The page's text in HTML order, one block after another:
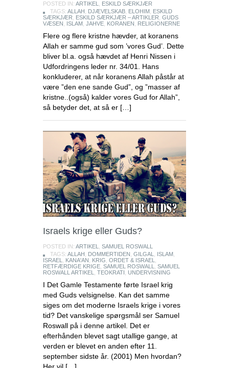
POSTED IN: ARTIKEL
ESKILD SÆRKJÆR
TAGS: ALLAH DJÆVELSKAB ELOHIM
ESKILD
SÆRKJÆR
ESKILD SÆRKJÆR – ARTIKLER GUDS
VÆSEN
ISLAM JAHVE KORANEN RELIGIONERNE
Flere og flere kristne hævder, at koranens
Allah er samme gud som ’vores Gud’. Dette
bliver bl.a. også hævdet af Henri Nissen i
Udfordringens leder nr. 34/01. Hans
konkluderer, at når koranens Allah påstår at
være ”den ene sande Gud”, og ”masser af
kristne..(også) kalder vores Gud for Allah”,
så betyder det, at så er […]
Israels krige eller Guds?
POSTED IN: ARTIKEL
SAMUEL ROSWALL
TAGS: ALLAH DOMMERTIDEN GILGAL ISLAM
ISRAEL
KANA'AN KRIG ORDET & ISRAEL
RETFÆRDIGE KRIGE SAMUEL ROSWALL
SAMUEL
ROSWALL ARTIKEL
TEOKRATI UNDERVISNING
I Det Gamle Testamente førte Israel krig
med Guds velsignelse. Kan det samme
siges om det moderne Israels krige i vores
tid? Det vanskelige spørgsmål ser Samuel
Roswall på i denne artikel. Det er
efterhånden blevet sagt utallige gange, at
verden er blevet en anden efter 11.
september sidste år. (2001) Men hvordan?